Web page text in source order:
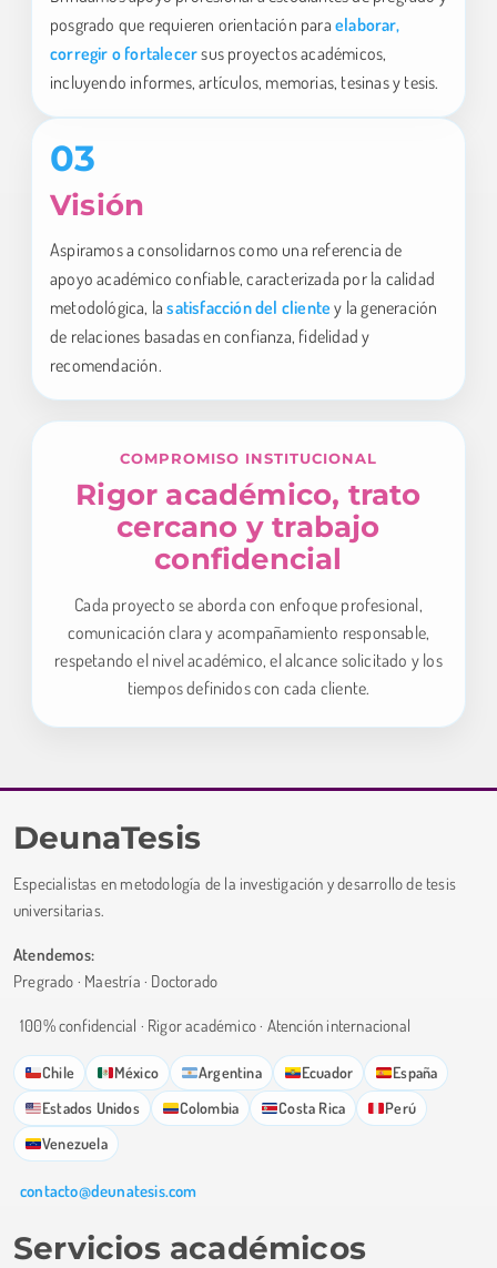
posgrado que requieren orientación para elaborar,
corregir o fortalecersus proyectos académicos,
incluyendo informes, artículos, memorias, tesinas y tesis.
03
Visión
Aspiramos a consolidarnos como una referencia de
apoyo académico confiable, caracterizada por la calidad
metodológica, lasatisfacción del cliente y la generación
de relaciones basadas en confianza, fidelidad y
recomendación.
COMPROMISO INSTITUCIONAL
Rigor académico, trato
cercano y trabajo
confidencial
Cada proyecto se aborda con enfoque profesional,
comunicación clara y acompañamiento responsable,
respetando el nivel académico, el alcance solicitado y los
tiempos definidos con cada cliente.
DeunaTesis
Especialistas en metodología de la investigación y desarrollo de tesis
universitarias.
Atendemos:
Pregrado · Maestría · Doctorado
100% confidencial · Rigor académico · Atención internacional
Chile México Argentina Ecuador
España
Estados Unidos
Colombia Costa Rica
Perú
Venezuela
contacto@deunatesis.com
Servicios académicos